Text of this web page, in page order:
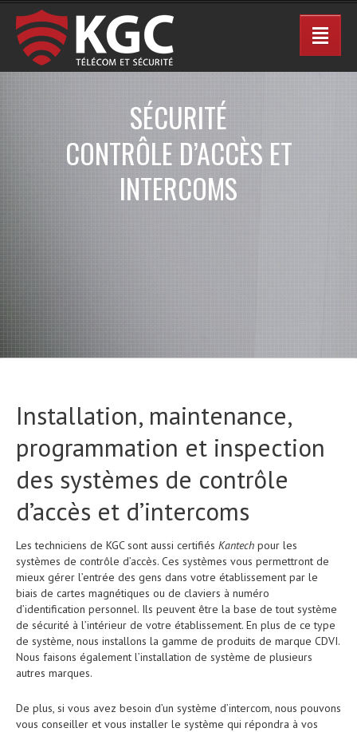
SÉCURITÉ
CONTRÔLE D’ACCÈS ET
INTERCOMS
Installation, maintenance,
programmation et inspection
des systèmes de contrôle
d’accès et d’intercoms
Les techniciens de KGC sont aussi certifiés Kantech pour les
systèmes de contrôle d’accès. Ces systèmes vous permettront de
mieux gérer l’entrée des gens dans votre établissement par le
biais de cartes magnétiques ou de claviers à numéro
d’identification personnel. Ils peuvent être la base de tout système
de sécurité à l’intérieur de votre établissement. En plus de ce type
de système, nous installons la gamme de produits de marque CDVI.
Nous faisons également l’installation de système de plusieurs
autres marques.
De plus, si vous avez besoin d’un système d’intercom, nous pouvons
vous conseiller et vous installer le système qui répondra à vos